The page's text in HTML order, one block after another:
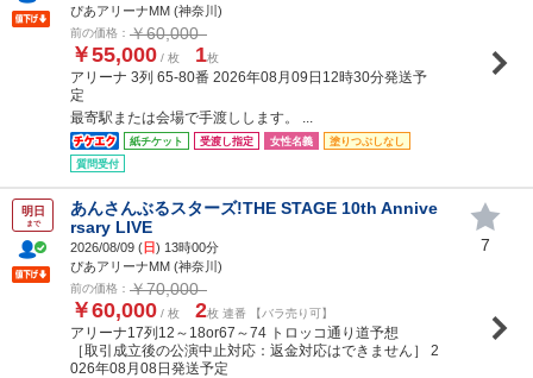
ぴあアリーナMM (神奈川)
前の価格： ￥60,000
￥55,000 / 枚 1枚
アリーナ 3列 65-80番 2026年08月09日12時30分発送予
定
最寄駅または会場で手渡しします。 ...
紙チケット 受渡し指定 女性名義
塗りつぶしなし
質問受付
明日
まで
あんさんぶるスターズ!THE STAGE 10th Annive
rsary LIVE
2026/08/09 (日) 13時00分
ぴあアリーナMM (神奈川)
前の価格： ￥70,000
￥60,000 / 枚 2枚 連番 【バラ売り可】
アリーナ17列12～18or67～74 トロッコ通り道予想
［取引成立後の公演中止対応：返金対応はできません］ 2
026年08月08日発送予定
7